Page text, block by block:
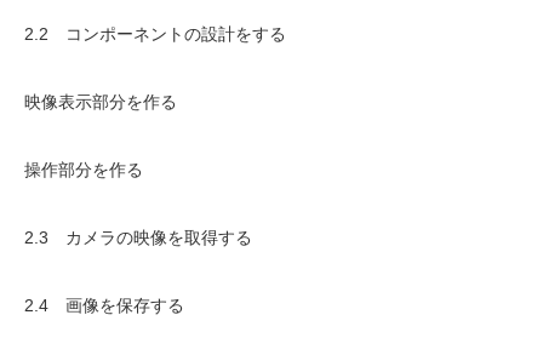
2.2 コンポーネントの設計をする
映像表示部分を作る
操作部分を作る
2.3 カメラの映像を取得する
2.4 画像を保存する